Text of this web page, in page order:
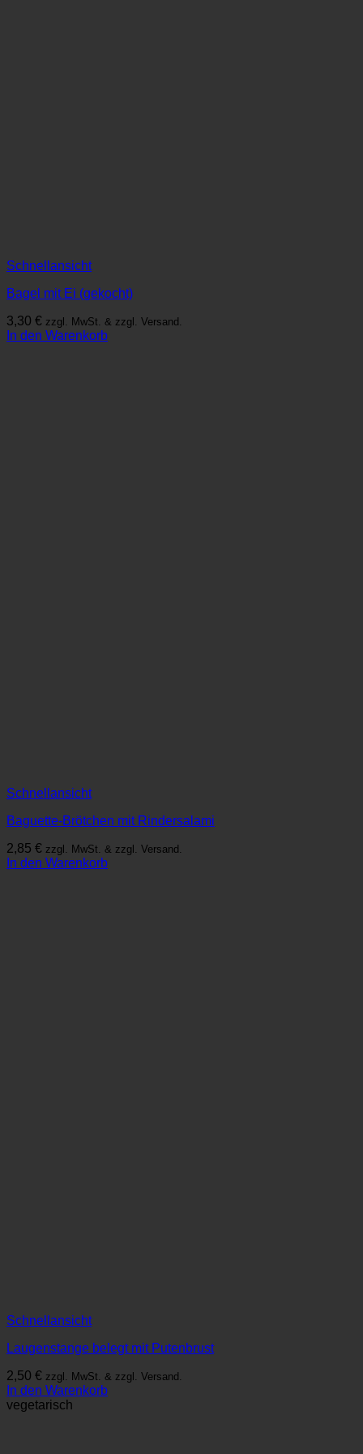
Schnellansicht
Bagel mit Ei (gekocht)
3,30 € zzgl. MwSt. & zzgl. Versand.
In den Warenkorb
Schnellansicht
Baguette-Brötchen mit Rindersalami
2,85 € zzgl. MwSt. & zzgl. Versand.
In den Warenkorb
Schnellansicht
Laugenstange belegt mit Putenbrust
2,50 € zzgl. MwSt. & zzgl. Versand.
In den Warenkorb
vegetarisch